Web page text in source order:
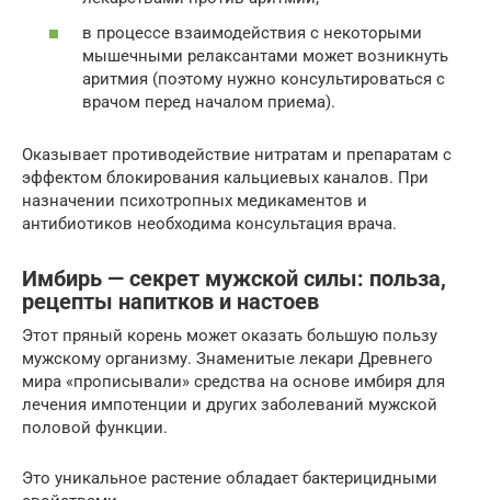
в процессе взаимодействия с некоторыми
мышечными релаксантами может возникнуть
аритмия (поэтому нужно консультироваться с
врачом перед началом приема).
Оказывает противодействие нитратам и препаратам с
эффектом блокирования кальциевых каналов. При
назначении психотропных медикаментов и
антибиотиков необходима консультация врача.
Имбирь — секрет мужской силы: польза,
рецепты напитков и настоев
Этот пряный корень может оказать большую пользу
мужскому организму. Знаменитые лекари Древнего
мира «прописывали» средства на основе имбиря для
лечения импотенции и других заболеваний мужской
половой функции.
Это уникальное растение обладает бактерицидными